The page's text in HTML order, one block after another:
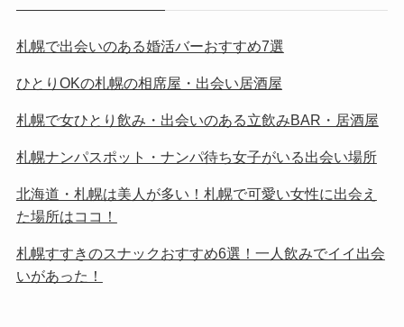
札幌で出会いのある婚活バーおすすめ7選
ひとりOKの札幌の相席屋・出会い居酒屋
札幌で女ひとり飲み・出会いのある立飲みBAR・居酒屋
札幌ナンパスポット・ナンパ待ち女子がいる出会い場所
北海道・札幌は美人が多い！札幌で可愛い女性に出会え
た場所はココ！
札幌すすきのスナックおすすめ6選！一人飲みでイイ出会
いがあった！